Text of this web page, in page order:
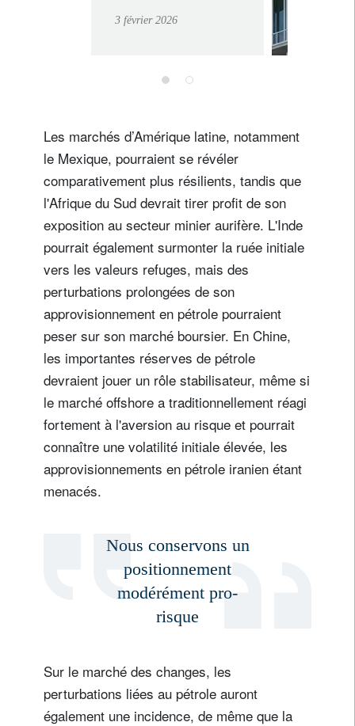
3 février 2026
Les marchés d’Amérique latine, notamment
le Mexique, pourraient se révéler
comparativement plus résilients, tandis que
l'Afrique du Sud devrait tirer profit de son
exposition au secteur minier aurifère. L'Inde
pourrait également surmonter la ruée initiale
vers les valeurs refuges, mais des
perturbations prolongées de son
approvisionnement en pétrole pourraient
peser sur son marché boursier. En Chine,
les importantes réserves de pétrole
devraient jouer un rôle stabilisateur, même si
le marché offshore a traditionnellement réagi
fortement à l'aversion au risque et pourrait
connaître une volatilité initiale élevée, les
approvisionnements en pétrole iranien étant
menacés.
Nous conservons un
positionnement
modérément pro-
risque
Sur le marché des changes, les
perturbations liées au pétrole auront
également une incidence, de même que la